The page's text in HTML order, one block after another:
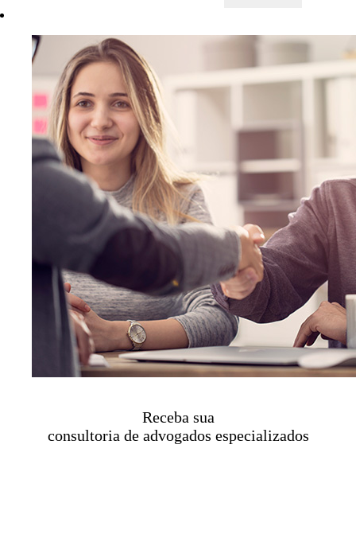
Receba sua
consultoria de advogados especializados